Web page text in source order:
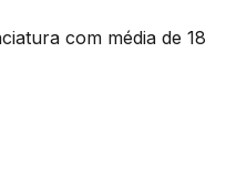
com média de 18